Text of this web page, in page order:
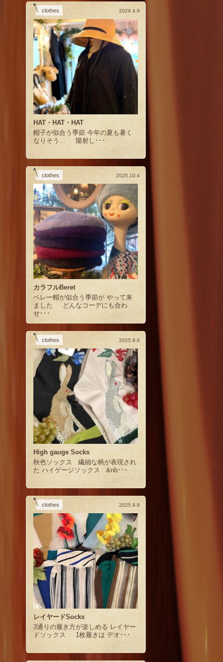
clothes 2026.4.9
HAT・HAT・HAT
帽子が似合う季節 今年の夏も暑く
なりそう… 陽射し･･･
clothes 2025.10.4
カラフルBeret
ベレー帽が似合う季節が やって来
ました どんなコーデにも合わ
せ･･･
clothes 2025.9.8
High gauge Socks
秋色ソックス 繊細な柄が表現され
た ハイゲージソックス &nb･･･
clothes 2025.9.8
レイヤードSocks
3通りの履き方が楽しめる レイヤー
ドソックス 1枚履きは デオ･･･